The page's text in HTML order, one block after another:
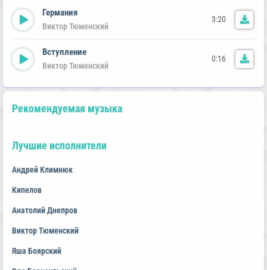
Германия
Виктор Тюменский
3:20
Вступление
Виктор Тюменский
0:16
Рекомендуемая музыка
Лучшие исполнители
Андрей Климнюк
Кипелов
Анатолий Днепров
Виктор Тюменский
Яша Боярский